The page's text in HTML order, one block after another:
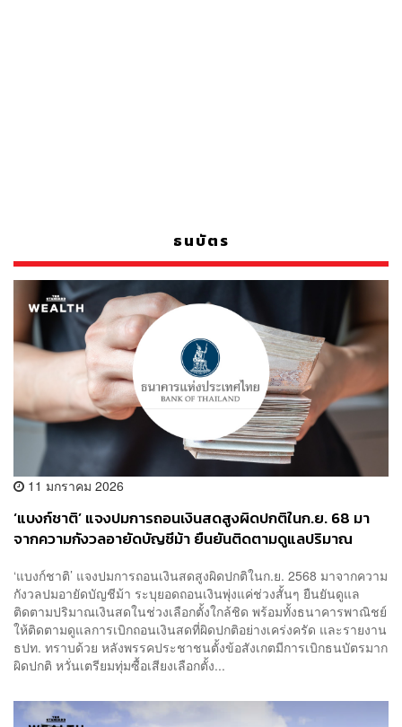
ธนบัตร
11 มกราคม 2026
‘แบงก์ชาติ’ แจงปมการถอนเงินสดสูงผิดปกติในก.ย. 68 มา
จากความกังวลอายัดบัญชีม้า ยืนยันติดตามดูแลปริมาณ
‘แบงก์ชาติ’ แจงปมการถอนเงินสดสูงผิดปกติในก.ย. 2568 มาจากความ
กังวลปมอายัดบัญชีม้า ระบุยอดถอนเงินพุ่งแค่ช่วงสั้นๆ ยืนยันดูแล
ติดตามปริมาณเงินสดในช่วงเลือกตั้งใกล้ชิด พร้อมทั้งธนาคารพาณิชย์
ให้ติดตามดูแลการเบิกถอนเงินสดที่ผิดปกติอย่างเคร่งครัด และรายงาน
ธปท. ทราบด้วย หลังพรรคประชาชนตั้งข้อสังเกตมีการเบิกธนบัตรมาก
ผิดปกติ หวั่นเตรียมทุ่มซื้อเสียงเลือกตั้ง...